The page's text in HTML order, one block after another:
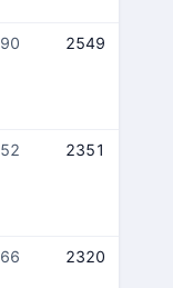
90 2549
52 2351
66 2320